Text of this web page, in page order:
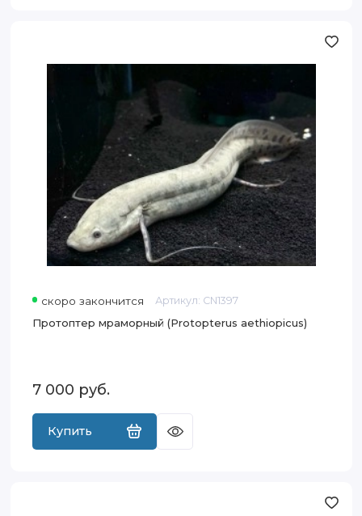
(Protopterus
скоро закончится Артикул: CN1397
Протоптер мраморный (Protopterus aethiopicus)
7 000 руб.
Купить